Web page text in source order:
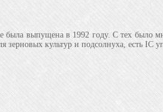
выпущена в 1992 году. С тех было
культур и подсолнуха, есть IC